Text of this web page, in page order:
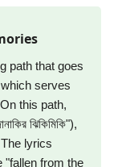
path that goes
serves
this path,
ঝিকিমিকি"),
lyrics
"fallen from the